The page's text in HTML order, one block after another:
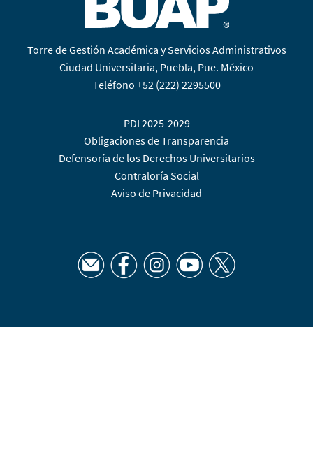
Torre de Gestión Académica y Servicios Administrativos
Ciudad Universitaria, Puebla, Pue. México
Teléfono +52 (222) 2295500
PDI 2025-2029
Obligaciones de Transparencia
Defensoría de los Derechos Universitarios
Contraloría Social
Aviso de Privacidad